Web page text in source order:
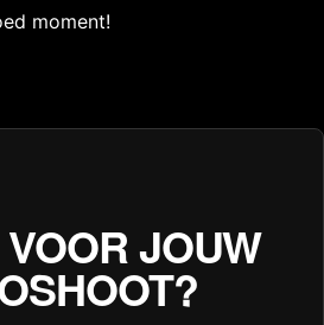
moment!
JOUW